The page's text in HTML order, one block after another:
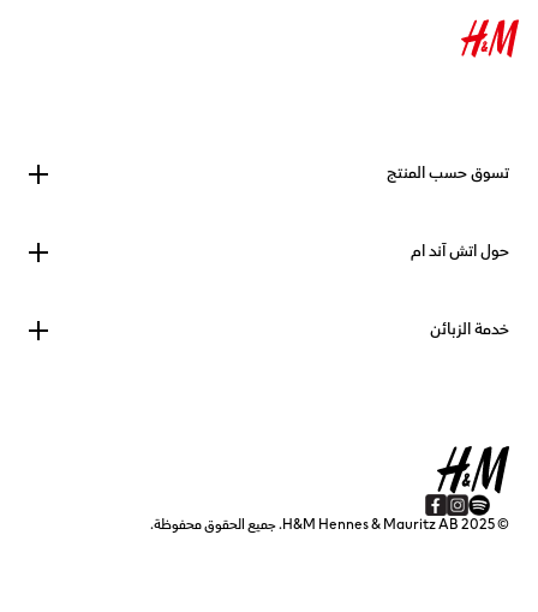
تسوق حسب المنتج
حول اتش آند ام
خدمة الزبائن
© 2025 H&M Hennes & Mauritz AB. جميع الحقوق محفوظة.